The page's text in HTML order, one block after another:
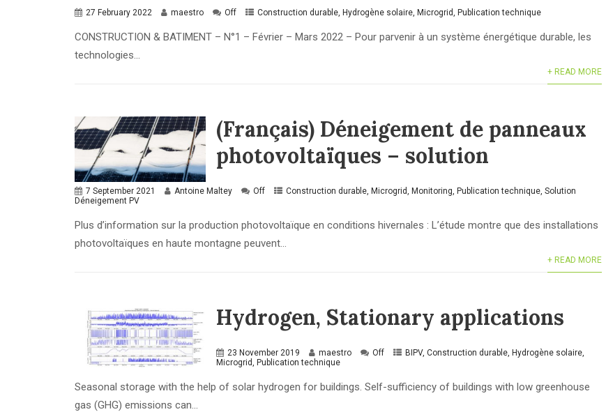
27 February 2022 maestro Off Construction durable, Hydrogène solaire, Microgrid, Publication technique
CONSTRUCTION & BATIMENT – N°1 – Février – Mars 2022 – Pour parvenir à un système énergétique durable, les
techno­logies...
+ READ MORE
(Français) Déneigement de panneaux
photovoltaïques – solution
7 September 2021 Antoine Maltey Off Construction durable, Microgrid, Monitoring, Publication technique, Solution
Déneigement PV
Plus d’information sur la production photovoltaïque en conditions hivernales : L’étude montre que des installations
photovoltaïques en haute montagne peuvent...
+ READ MORE
Hydrogen, Stationary applications
23 November 2019 maestro Off BIPV,Construction durable ,Hydrogène solaire
Microgrid ,Publication technique
Seasonal storage with the help of solar hydrogen for buildings. Self-sufficiency of buildings with low greenhouse
gas (GHG) emissions can...